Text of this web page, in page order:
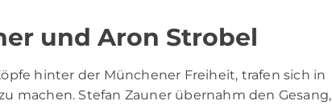
und Aron Strobel
hinter der Münchener Freiheit, trafen sich in
machen. Stefan Zauner übernahm den Gesang,